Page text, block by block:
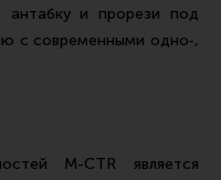
антабку и прорези под
с современными одно‑,
М-CTR является